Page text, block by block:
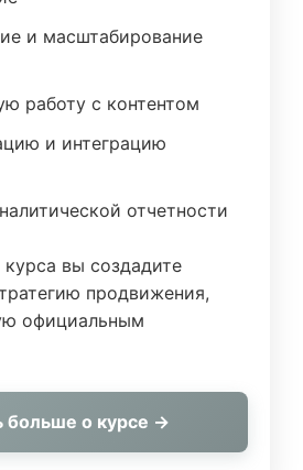
и масштабирование
работу с контентом
и интеграцию
отчетности
вы создадите
продвижения,
официальным
больше о курсе →